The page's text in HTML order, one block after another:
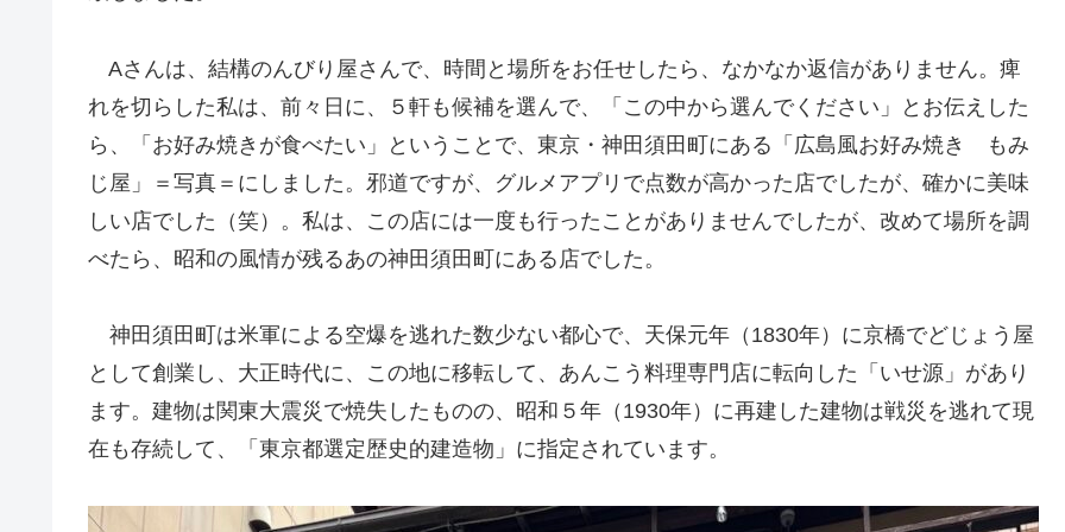
Aさんは、結構のんびり屋さんで、時間と場所をお任せしたら、なかなか返信がありません。痺
れを切らした私は、前々日に、５軒も候補を選んで、「この中から選んでください」とお伝えした
ら、「お好み焼きが食べたい」ということで、東京・神田須田町にある「広島風お好み焼き もみ
じ屋」＝写真＝にしました。邪道ですが、グルメアプリで点数が高かった店でしたが、確かに美味
しい店でした（笑）。私は、この店には一度も行ったことがありませんでしたが、改めて場所を調
べたら、昭和の風情が残るあの神田須田町にある店でした。
神田須田町は米軍による空爆を逃れた数少ない都心で、天保元年（1830年）に京橋でどじょう屋
として創業し、大正時代に、この地に移転して、あんこう料理専門店に転向した「いせ源」があり
ます。建物は関東大震災で焼失したものの、昭和５年（1930年）に再建した建物は戦災を逃れて現
在も存続して、「東京都選定歴史的建造物」に指定されています。